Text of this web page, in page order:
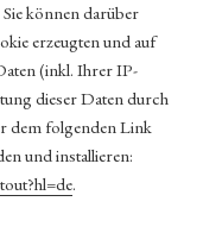
können darüber
erzeugten und auf
(inkl. Ihrer IP-
dieser Daten durch
dem folgenden Link
und installieren:
.